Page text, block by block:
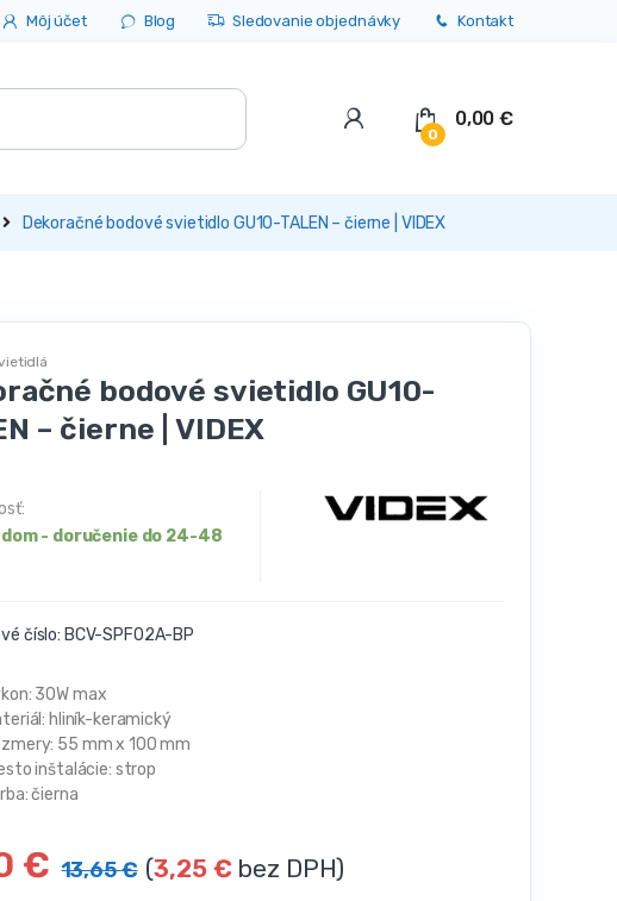
Môj účet Blog Sledovanie objednávky Kontakt
0
0,00€
Dekoračné bodové svietidlo GU10-TALEN – čierne | VIDEX
bodové svietidlo GU10-
– čierne | VIDEX
- doručenie do 24-48
číslo: BCV-SPF02A-BP
30W max
hliník-keramický
55 mm x 100 mm
inštalácie: strop
čierna
€ 13,65€ (3,25 € bez DPH)